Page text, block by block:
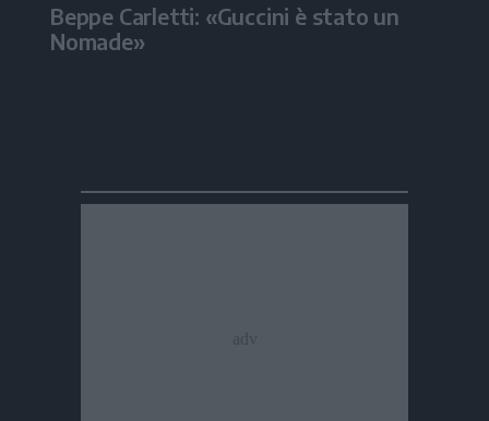
Beppe Carletti: «Guccini è stato un
Nomade»